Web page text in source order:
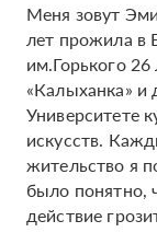
Меня зовут
лет прожила в
им.Горького
«Калыханка» и
Университете
искусств.
жительство я
было понятно,
действие